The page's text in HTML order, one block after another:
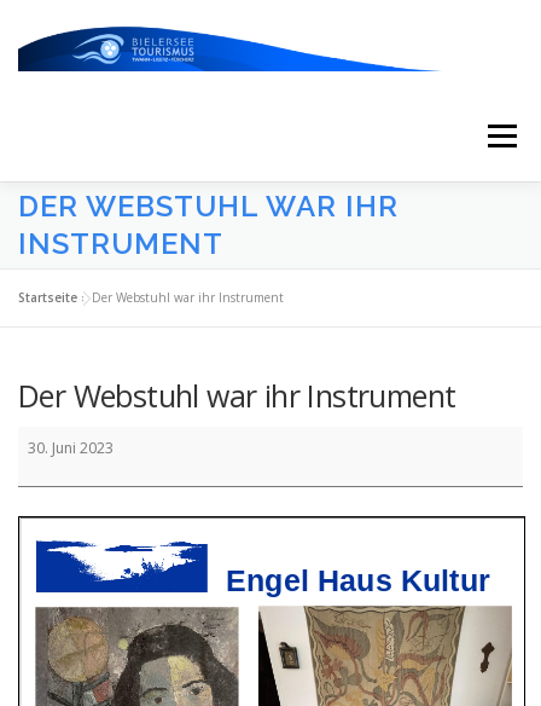
Menü
ESSEN/TRINKEN/SCHLAFEN UNTERWEGS
DER WEBSTUHL WAR IHR
INSTRUMENT
Startseite »Der Webstuhl war ihr Instrument
Der Webstuhl war ihr Instrument
Webstuhl
war
30. Juni 2023